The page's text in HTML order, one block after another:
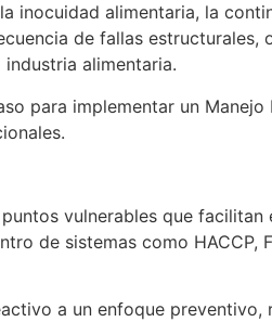
inocuidad alimentaria, la
de fallas estructurales,
alimentaria.
para implementar un Manejo
vulnerables que
de sistemas como HACCP,
a un enfoque preventivo,